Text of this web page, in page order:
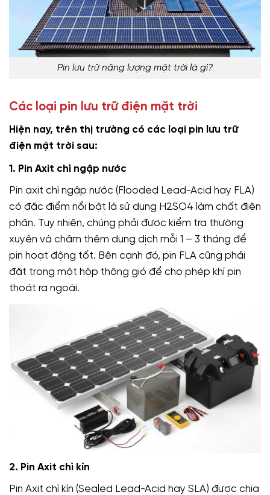
Pin lưu trữ năng lượng mặt trời là gì?
Các loại pin lưu trữ điện mặt trời
Hiện nay, trên thị trường có các loại pin lưu trữ
điện mặt trời sau:
1. Pin Axit chì ngập nước
Pin axit chì ngập nước (Flooded Lead-Acid hay FLA)
có đặc điểm nổi bật là sử dụng H2SO4 làm chất điện
phân. Tuy nhiên, chúng phải được kiểm tra thường
xuyên và châm thêm dung dịch mỗi 1 – 3 tháng để
pin hoạt động tốt. Bên cạnh đó, pin FLA cũng phải
đặt trong một hộp thông gió để cho phép khí pin
thoát ra ngoài.
2. Pin Axit chì kín
Pin Axit chì kín (Sealed Lead-Acid hay SLA) được chia